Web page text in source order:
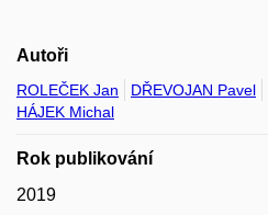
Autoři
ROLEČEK Jan DŘEVOJAN Pavel
HÁJEK Michal
Rok publikování
2019